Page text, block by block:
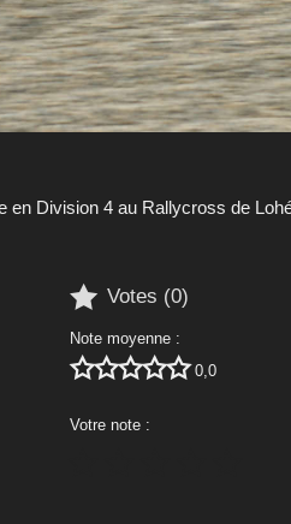
en Division 4 au Rallycross de
 Votes (0)
Note moyenne :
 0,0
Votre note :